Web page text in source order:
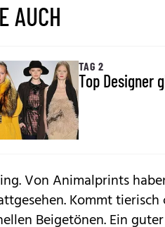
AUCH
TAG 2
Top Designer
Von Animalprints
Kommt
Beigetönen. Ein